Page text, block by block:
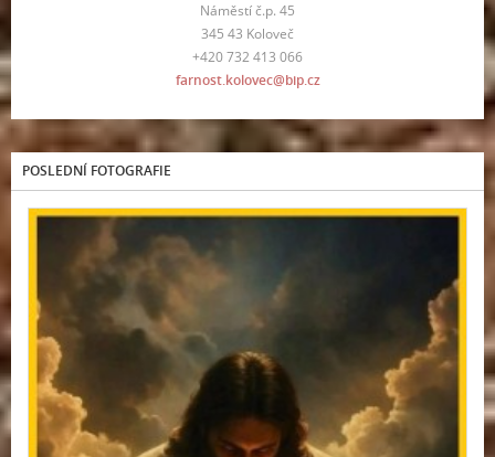
Náměstí č.p. 45
345 43 Koloveč
+420 732 413 066
farnost.kolovec@bip.cz
POSLEDNÍ FOTOGRAFIE